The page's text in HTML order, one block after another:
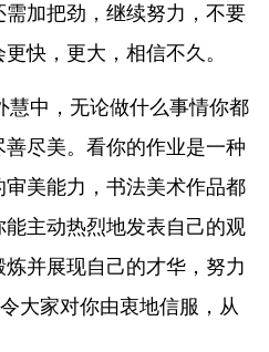
加把劲，继续努力，不要
快，更大，相信不久。
慧中，无论做什么事情你都
尽美。看你的作业是一种
美能力，书法美术作品都
主动热烈地发表自己的观
并展现自己的才华，努力
大家对你由衷地信服，从